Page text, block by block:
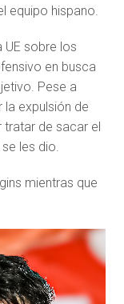
equipo hispano.
UE sobre los
en busca
Pese a
expulsión de
de sacar el
les dio.
mientras que